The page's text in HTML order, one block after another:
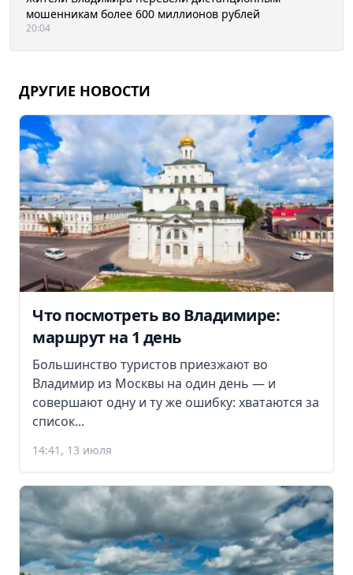
мошенникам более 600 миллионов рублей
20:04
ДРУГИЕ НОВОСТИ
Что посмотреть во Владимире:
маршрут на 1 день
Большинство туристов приезжают во
Владимир из Москвы на один день — и
совершают одну и ту же ошибку: хватаются за
список...
14:41, 13 июля